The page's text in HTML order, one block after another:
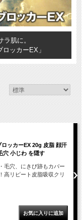
肌に。
ッカーEX」
ッカーEX 20g 皮脂 顔汗
穴 小じわ を隠す
毛穴、にきび跡もカバー
高リピート皮脂吸収クリ